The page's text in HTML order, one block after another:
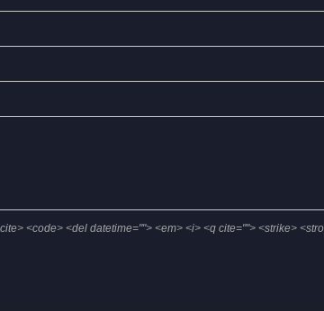
<code> <del datetime=""> <em> <i> <q cite=""> <strike>